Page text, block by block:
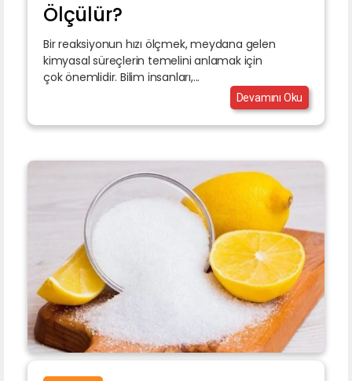
Ölçülür?
Bir reaksiyonun hızı ölçmek, meydana gelen
kimyasal süreçlerin temelini anlamak için
çok önemlidir. Bilim insanları,...
Devamını Oku